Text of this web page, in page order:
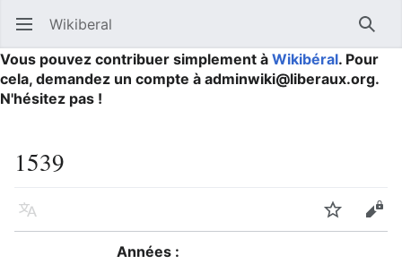
Ouvrir le menu principal Wikiberal
Vous pouvez contribuer simplement à Wikibéral. Pour
cela, demandez un compte à adminwiki@liberaux.org.
N'hésitez pas !
1539
Langue Suivre
Années :